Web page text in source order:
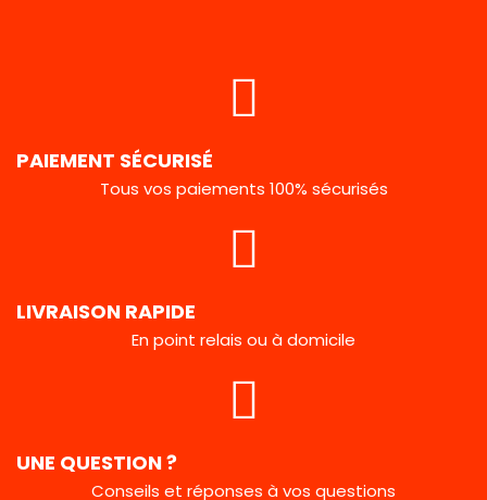
PAIEMENT SÉCURISÉ
Tous vos paiements 100% sécurisés
LIVRAISON RAPIDE
En point relais ou à domicile
UNE QUESTION ?
Conseils et réponses à vos questions